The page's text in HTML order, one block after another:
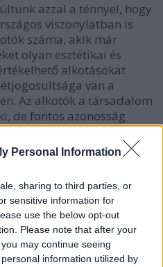
Personal Information
sharing to third parties, or
sensitive information for
use the below opt-out
Please note that after your
may continue seeing
information utilized by
azzal a ténnyel, hogy
viszonylatban is
száma, akik már
olyan esztétikai és
alkotásokat
van a
Az alkotók a társadalom
de fontos azonosság
képzett művész és
valamelyik hátrányos
létrehozott
„önálló életet”
eszközként, hanem
kezdtünk róluk